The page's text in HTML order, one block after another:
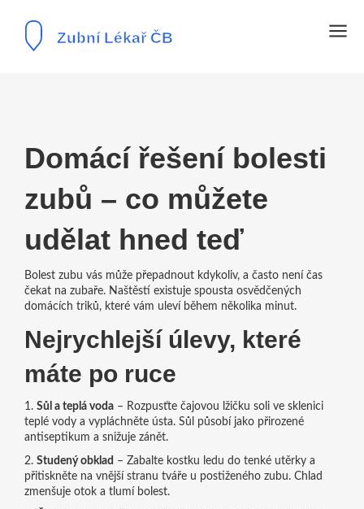
Domácí řešení bolesti
zubů – co můžete
udělat hned teď
Bolest zubu vás může přepadnout kdykoliv, a často není čas
čekat na zubaře. Naštěstí existuje spousta osvědčených
domácích triků, které vám uleví během několika minut.
Nejrychlejší úlevy, které
máte po ruce
1. Sůl a teplá voda– Rozpusťte čajovou lžičku soli ve sklenici
teplé vody a vypláchněte ústa. Sůl působí jako přirozené
antiseptikum a snižuje zánět.
2. Studený obklad – Zabalte kostku ledu do tenké utěrky a
přitiskněte na vnější stranu tváře u postiženého zubu. Chlad
zmenšuje otok a tlumí bolest.